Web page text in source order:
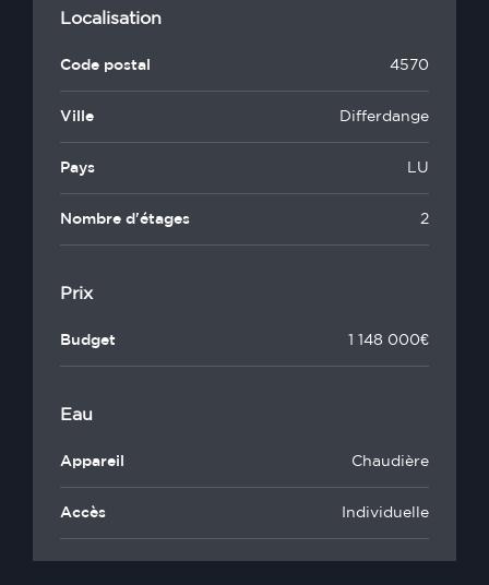
Localisation
Code postal 4570
Ville Differdange
Pays LU
Nombre d'étages 2
Prix
Budget 1 148 000€
Eau
Appareil Chaudière
Accès Individuelle